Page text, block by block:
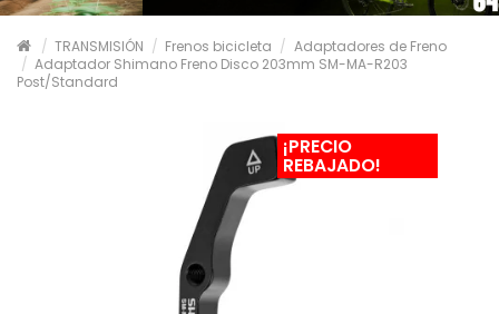
TRANSMISIÓN Frenos bicicleta
Adaptadores de Freno
Adaptador Shimano Freno Disco 203mm SM-MA-R203
Post/Standard
¡PRECIO
REBAJADO!